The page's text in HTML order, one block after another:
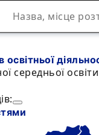
середньої освіти